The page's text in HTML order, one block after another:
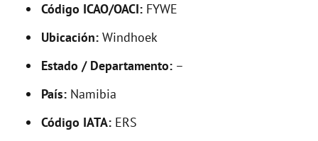
i
Código ICAO/OACI: FYWE
Ubicación: Windhoek
Estado / Departamento: –
País: Namibia
Código IATA: ERS